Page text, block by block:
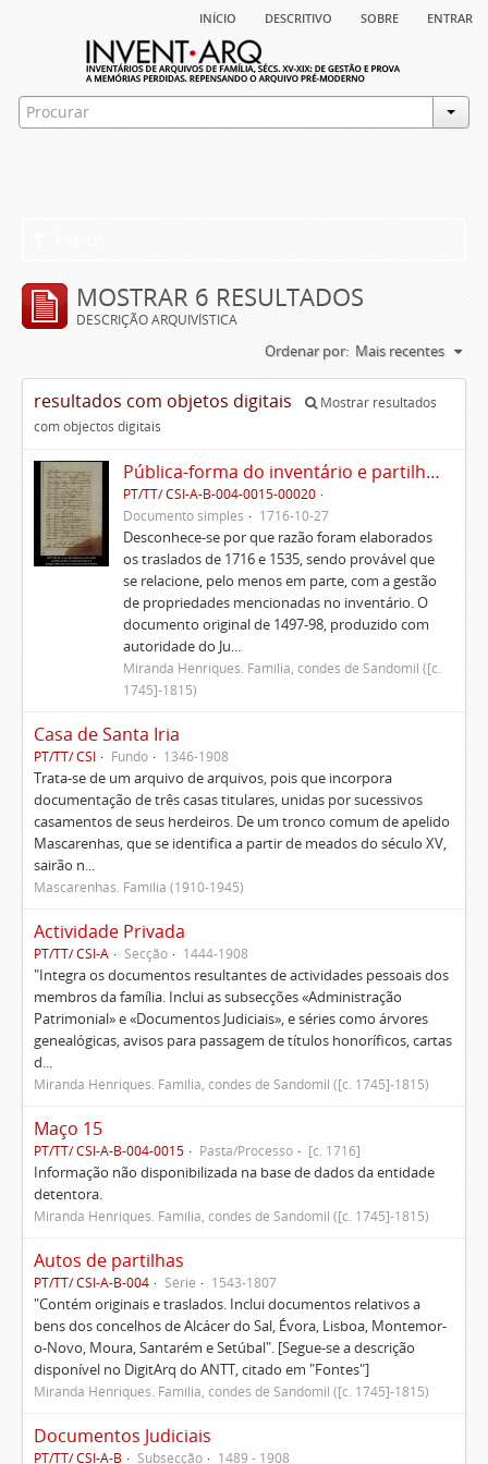
início descritivo sobre entrar
MOSTRAR 6 RESULTADOS
DESCRIÇÃO ARQUIVÍSTICA
Ordenar por: Mais recentes
resultados com objetos digitais
Mostrar resultados
com objectos digitais
Pública-forma do inventário e partilhas dos bens de Vasco Queimado
PT/TT/ CSI-A-B-004-0015-00020
Documento simples
1716-10-27
Desconhece-se por que razão foram elaborados
os traslados de 1716 e 1535, sendo provável que
se relacione, pelo menos em parte, com a gestão
de propriedades mencionadas no inventário. O
documento original de 1497-98, produzido com
autoridade do Ju...
Miranda Henriques. Família, condes de Sandomil ([c.
1745]-1815)
Casa de Santa Iria
PT/TT/ CSI Fundo 1346-1908
Trata-se de um arquivo de arquivos, pois que incorpora
documentação de três casas titulares, unidas por sucessivos
casamentos de seus herdeiros. De um tronco comum de apelido
Mascarenhas, que se identifica a partir de meados do século XV,
sairão n...
Mascarenhas. Família (1910-1945)
Actividade Privada
PT/TT/ CSI-A Secção 1444-1908
"Integra os documentos resultantes de actividades pessoais dos
membros da família. Inclui as subsecções «Administração
Patrimonial» e «Documentos Judiciais», e séries como árvores
genealógicas, avisos para passagem de títulos honoríficos, cartas
d...
Miranda Henriques. Família, condes de Sandomil ([c. 1745]-1815)
Maço 15
PT/TT/ CSI-A-B-004-0015 Pasta/Processo [c. 1716]
Informação não disponibilizada na base de dados da entidade
detentora.
Miranda Henriques. Família, condes de Sandomil ([c. 1745]-1815)
Autos de partilhas
PT/TT/ CSI-A-B-004 Série 1543-1807
"Contém originais e traslados. Inclui documentos relativos a
bens dos concelhos de Alcácer do Sal, Évora, Lisboa, Montemor-
o-Novo, Moura, Santarém e Setúbal". [Segue-se a descrição
disponível no DigitArq do ANTT, citado em "Fontes"]
Miranda Henriques. Família, condes de Sandomil ([c. 1745]-1815)
Documentos Judiciais
PT/TT/ CSI-A-B Subsecção 1489 - 1908